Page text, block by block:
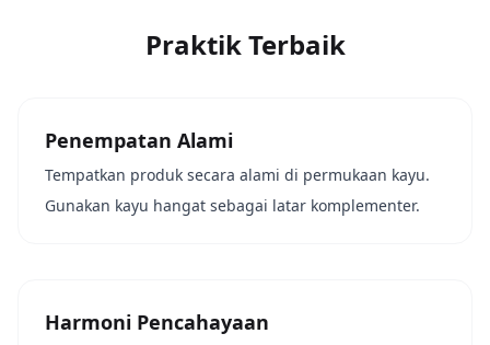
Praktik Terbaik
Penempatan Alami
Tempatkan produk secara alami di permukaan kayu.
Gunakan kayu hangat sebagai latar komplementer.
Harmoni Pencahayaan